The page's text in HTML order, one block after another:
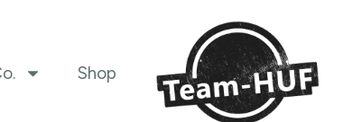
Shop